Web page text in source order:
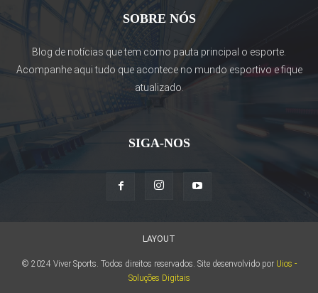
SOBRE NÓS
Blog de notícias que tem como pauta principal o esporte.
Acompanhe aqui tudo que acontece no mundo esportivo e fique
atualizado.
SIGA-NOS
LAYOUT
© 2024 Viver Sports. Todos direitos reservados. Site desenvolvido por Uios -
Soluções Digitais